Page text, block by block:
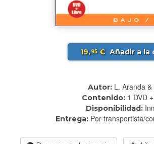
19,95€ Añadir a la
Autor: L. Aranda
Contenido: 1 DVD
Disponibilidad:
Entrega: Por transportista/